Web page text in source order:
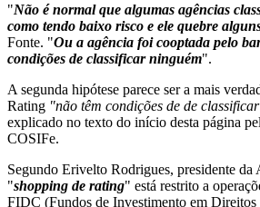
"Não é normal que algumas agências
como tendo baixo risco e ele quebre
Fonte. "Ou a agência foi cooptada pelo
condições de classificar ninguém".
A segunda hipótese parece ser a mais
Rating "não têm condições de de
explicado no texto do início desta página
COSIFe.
Segundo Erivelto Rodrigues, presidente da
"shopping de rating" está restrito a
FIDC (Fundos de Investimento em